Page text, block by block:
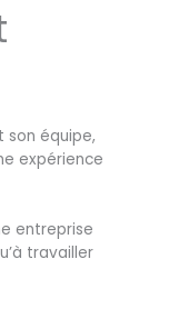
son équipe,
expérience
entreprise
travailler